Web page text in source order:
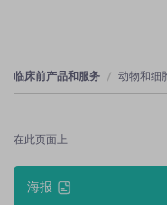
临床前产品和服务 动物和细
在此页面上
海报